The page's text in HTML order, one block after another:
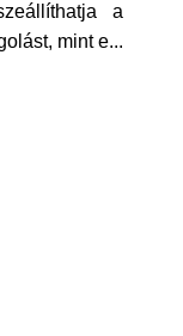
a
mint e...